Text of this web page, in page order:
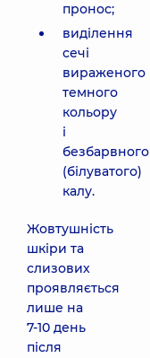
пронос;
виділення
сечі
вираженого
темного
кольору
і
безбарвного
(білуватого)
калу.
Жовтушність
шкіри та
слизових
проявляється
лише на
7-10 день
після